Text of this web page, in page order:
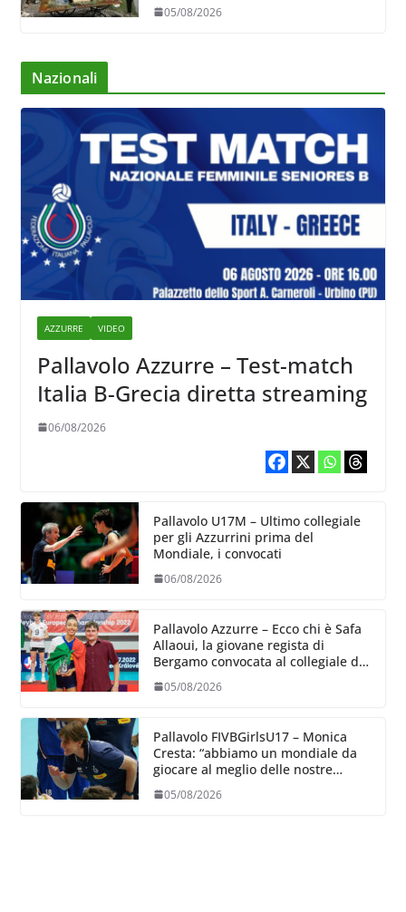
05/08/2026
Nazionali
AZZURRE VIDEO
Pallavolo Azzurre – Test-match
Italia B-Grecia diretta streaming
06/08/2026
Pallavolo U17M – Ultimo collegiale
per gli Azzurrini prima del
Mondiale, i convocati
06/08/2026
Pallavolo Azzurre – Ecco chi è Safa
Allaoui, la giovane regista di
Bergamo convocata al collegiale di
05/08/2026
Pallavolo FIVBGirlsU17 – Monica
Cresta: “abbiamo un mondiale da
giocare al meglio delle nostre
05/08/2026